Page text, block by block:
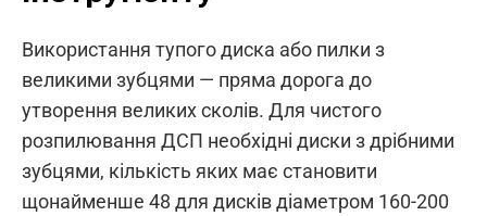
Використання тупого диска або пилки з
великими зубцями — пряма дорога до
утворення великих сколів. Для чистого
розпилювання ДСП необхідні диски з дрібними
зубцями, кількість яких має становити
щонайменше 48 для дисків діаметром 160-200